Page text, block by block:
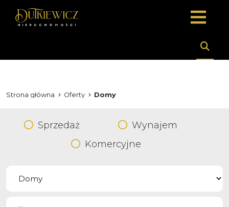
Strona główna Oferty Domy
Sprzedaż
Wynajem
Komercyjne